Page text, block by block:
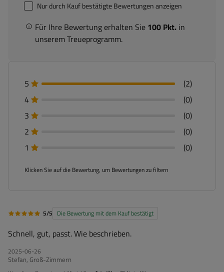
Für Ihre Bewertung erhalten Sie 100 Pkt. in
unserem Treueprogramm.
Nur durch Kauf bestätigte Bewertungen anzeigen
5
(2)
4
(0)
3
(0)
2
(0)
1
(0)
Klicken Sie auf die Bewertung, um Bewertungen zu filtern
5/5 Die Bewertung mit dem Kauf bestätigt
Schnell, gut, passt. Wie beschrieben.
2025-06-26
Stefan, Groß-Zimmern